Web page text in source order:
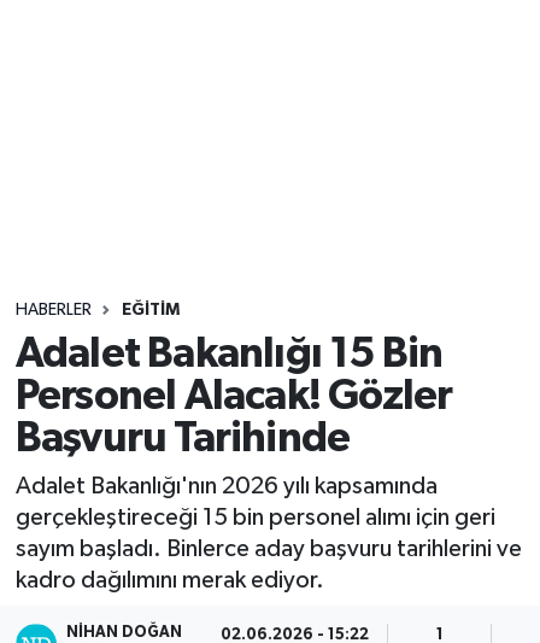
HABERLER EĞITIM
Adalet Bakanlığı 15 Bin
Personel Alacak! Gözler
Başvuru Tarihinde
Adalet Bakanlığı'nın 2026 yılı kapsamında
gerçekleştireceği 15 bin personel alımı için geri
sayım başladı. Binlerce aday başvuru tarihlerini ve
kadro dağılımını merak ediyor.
NIHAN DOĞAN 02.06.2026 - 15:22 1
Yaşam